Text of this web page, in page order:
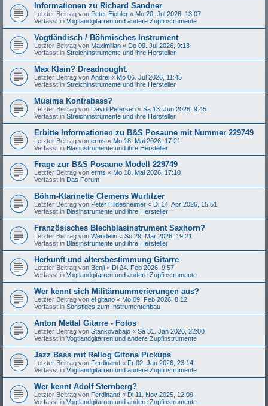
Informationen zu Richard Sandner
Letzter Beitrag von Peter Eichler « Mo 20. Jul 2026, 13:07
Verfasst in Vogtlandgitarren und andere Zupfinstrumente
Vogtländisch / Böhmisches Instrument
Letzter Beitrag von Maximilian « Do 09. Jul 2026, 9:13
Verfasst in Streichinstrumente und ihre Hersteller
Max Klain? Dreadnought.
Letzter Beitrag von Andrei « Mo 06. Jul 2026, 11:45
Verfasst in Streichinstrumente und ihre Hersteller
Musima Kontrabass?
Letzter Beitrag von David Petersen « Sa 13. Jun 2026, 9:45
Verfasst in Streichinstrumente und ihre Hersteller
Erbitte Informationen zu B&S Posaune mit Nummer 229749
Letzter Beitrag von erms « Mo 18. Mai 2026, 17:21
Verfasst in Blasinstrumente und ihre Hersteller
Frage zur B&S Posaune Modell 229749
Letzter Beitrag von erms « Mo 18. Mai 2026, 17:10
Verfasst in Das Forum
Böhm-Klarinette Clemens Wurlitzer
Letzter Beitrag von Peter Hildesheimer « Di 14. Apr 2026, 15:51
Verfasst in Blasinstrumente und ihre Hersteller
Französisches Blechblasinstrument Saxhorn?
Letzter Beitrag von Wendelin « So 29. Mär 2026, 19:21
Verfasst in Blasinstrumente und ihre Hersteller
Herkunft und altersbestimmung Gitarre
Letzter Beitrag von Benji « Di 24. Feb 2026, 9:57
Verfasst in Vogtlandgitarren und andere Zupfinstrumente
Wer kennt sich Militärnummerierungen aus?
Letzter Beitrag von el gitano « Mo 09. Feb 2026, 8:12
Verfasst in Sonstiges zum Instrumentenbau
Anton Mettal Gitarre - Fotos
Letzter Beitrag von Stankovabajo « Sa 31. Jan 2026, 22:00
Verfasst in Vogtlandgitarren und andere Zupfinstrumente
Jazz Bass mit Rellog Gitona Pickups
Letzter Beitrag von Ferdinand « Fr 02. Jan 2026, 23:14
Verfasst in Vogtlandgitarren und andere Zupfinstrumente
Wer kennt Adolf Sternberg?
Letzter Beitrag von Ferdinand « Di 11. Nov 2025, 12:09
Verfasst in Vogtlandgitarren und andere Zupfinstrumente